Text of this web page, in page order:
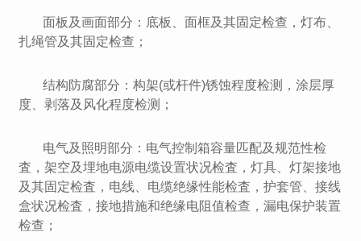
面板及画面部分：底板、面框及其固定检查，灯布、
扎绳管及其固定检查；
结构防腐部分：构架(或杆件)锈蚀程度检测，涂层厚
度、剥落及风化程度检测；
电气及照明部分：电气控制箱容量匹配及规范性检
査，架空及埋地电源电缆设置状况检査，灯具、灯架接地
及其固定检査，电线、电缆绝缘性能检査，护套管、接线
盒状况检査，接地措施和绝缘电阻值检查，漏电保护装置
检查；